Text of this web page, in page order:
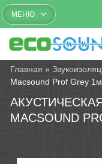
МЕНЮ
Главная »
Macsound Prof Grey
MACSOUND